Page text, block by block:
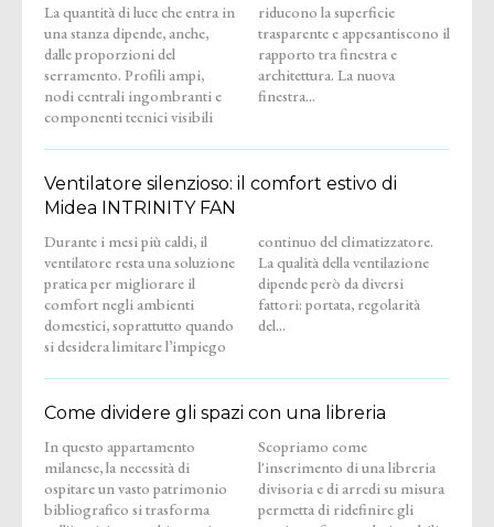
La quantità di luce che entra in
una stanza dipende, anche,
dalle proporzioni del
serramento. Profili ampi,
nodi centrali ingombranti e
componenti tecnici visibili
riducono la superficie
trasparente e appesantiscono il
rapporto tra finestra e
architettura. La nuova
finestra...
Ventilatore silenzioso: il comfort estivo di
Midea INTRINITY FAN
Durante i mesi più caldi, il
ventilatore resta una soluzione
pratica per migliorare il
comfort negli ambienti
domestici, soprattutto quando
si desidera limitare l’impiego
continuo del climatizzatore.
La qualità della ventilazione
dipende però da diversi
fattori: portata, regolarità
del...
Come dividere gli spazi con una libreria
In questo appartamento
milanese, la necessità di
ospitare un vasto patrimonio
bibliografico si trasforma
Scopriamo come
l'inserimento di una libreria
divisoria e di arredi su misura
permetta di ridefinire gli